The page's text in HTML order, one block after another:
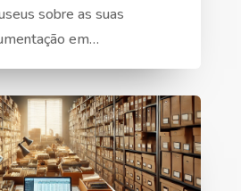
sobre as suas
em…